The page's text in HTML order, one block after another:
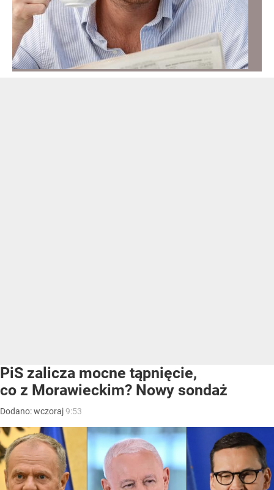
PiS zalicza mocne tąpnięcie,
co z Morawieckim? Nowy sondaż
Dodano:wczoraj9:53